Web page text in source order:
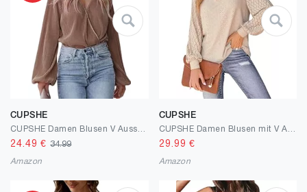
CUPSHE
24.49 €34.99
Amazon
CUPSHE
29.99 €
Amazon